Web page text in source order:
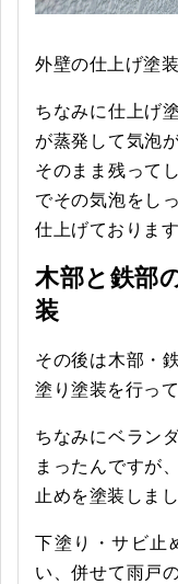
外壁の仕上げ塗
ちなみに仕上げ
が蒸発して気泡
そのまま残って
でその気泡をし
仕上げております
木部と鉄部
装
その後は木部・
塗り塗装を行っ
ちなみにベラン
まったんですが
止めを塗装しまし
下塗り・サビ止
い、併せて雨戸